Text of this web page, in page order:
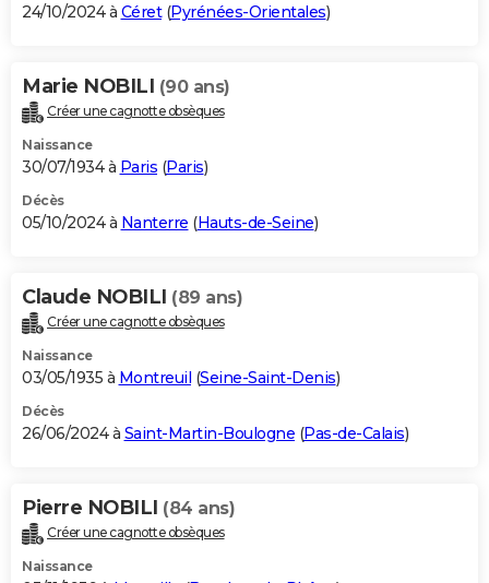
24/10/2024 à Céret(Pyrénées-Orientales)
Marie NOBILI (90 ans)
Créer une cagnotte obsèques
Naissance
30/07/1934 à Paris (Paris)
Décès
05/10/2024 à Nanterre (Hauts-de-Seine)
Claude NOBILI (89 ans)
Créer une cagnotte obsèques
Naissance
03/05/1935 à Montreuil (Seine-Saint-Denis)
Décès
26/06/2024 à Saint-Martin-Boulogne (Pas-de-Calais)
Pierre NOBILI (84 ans)
Créer une cagnotte obsèques
Naissance